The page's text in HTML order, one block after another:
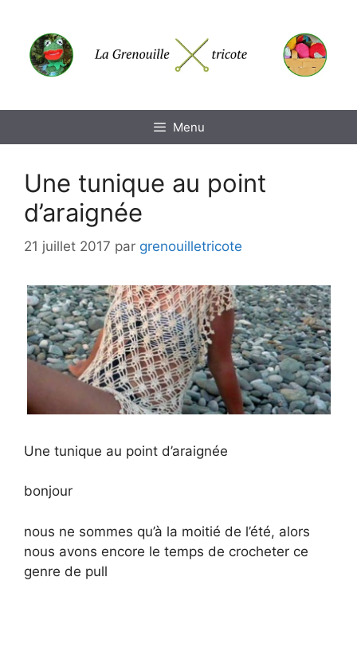
contenu
Menu
Une tunique au point
d’araignée
21 juillet 2017 par grenouilletricote
Une tunique au point d’araignée
bonjour
nous ne sommes qu’à la moitié de l’été, alors
nous avons encore le temps de crocheter ce
genre de pull